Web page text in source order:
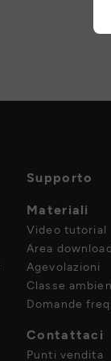
Supporto
Materiali
Video tutorial
Area download
Agevolazioni
Classe
Domande
Contattaci
Punti vendita